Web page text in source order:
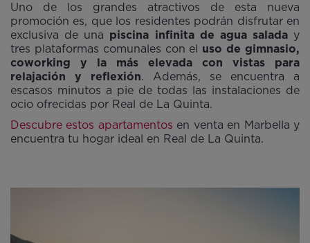
Uno de los grandes atractivos de esta nueva
promoción es, que los residentes podrán disfrutar en
exclusiva de una piscina infinita de agua saladay
tres plataformas comunales con el uso de gimnasio,
coworking y la más elevada con vistas para
relajación y reflexión. Además, se encuentra a
escasos minutos a pie de todas las instalaciones de
ocio ofrecidas por Real de La Quinta.
Descubre estos apartamentos en venta en Marbella y
encuentra tu hogar ideal en Real de La Quinta.